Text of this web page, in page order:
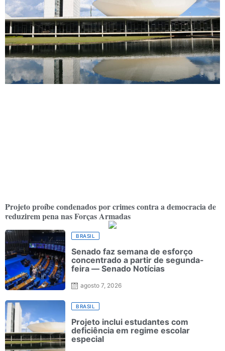
Projeto proíbe condenados por crimes contra a democracia de
reduzirem pena nas Forças Armadas
BRASIL
Senado faz semana de esforço
concentrado a partir de segunda-
feira — Senado Notícias
agosto 7, 2026
BRASIL
Projeto inclui estudantes com
deficiência em regime escolar
especial